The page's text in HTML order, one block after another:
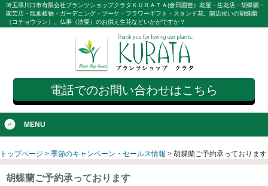
埼玉県川口市有限会社プランツショップクラタＫＵＲＡＴＡ(倉田園芸）花屋・生花店・胡蝶蘭・
園芸店・観葉植物・ガーデニング・ブーケ・フラワーギフト・スタンド花。開店祝いの胡蝶蘭
（コチョウラン）、仏事（法要）のお供え生花などいかがですか？
電話でのお問い合わせはこちら
MENU
トップページ > 季節のキャンペーン・セールス情報 > 胡蝶蘭ご予約承っております
胡蝶蘭ご予約承っております